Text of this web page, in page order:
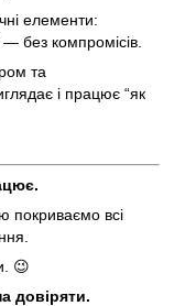
елементи:
без компромісів.
та
і працює “як
покриваємо всі
😉
довіряти.